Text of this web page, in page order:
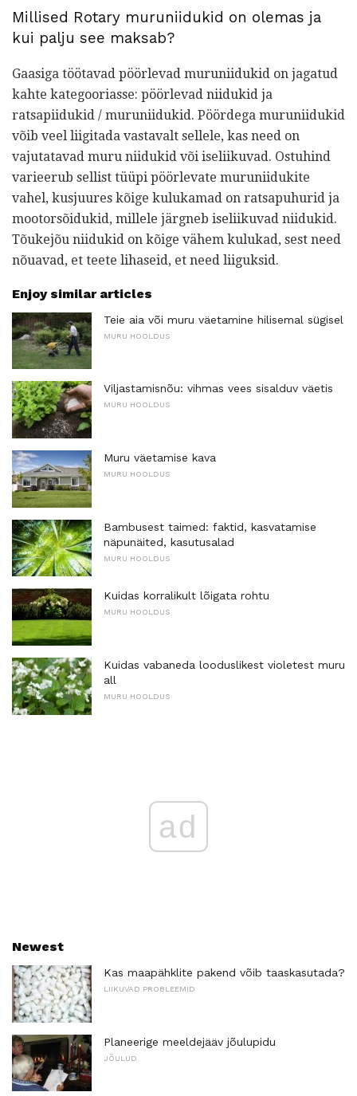
Millised Rotary muruniidukid on olemas ja
kui palju see maksab?
Gaasiga töötavad pöörlevad muruniidukid on jagatud
kahte kategooriasse: pöörlevad niidukid ja
ratsapiidukid / muruniidukid. Pöördega muruniidukid
võib veel liigitada vastavalt sellele, kas need on
vajutatavad muru niidukid või iseliikuvad. Ostuhind
varieerub sellist tüüpi pöörlevate muruniidukite
vahel, kusjuures kõige kulukamad on ratsapuhurid ja
mootorsõidukid, millele järgneb iseliikuvad niidukid.
Tõukejõu niidukid on kõige vähem kulukad, sest need
nõuavad, et teete lihaseid, et need liiguksid.
Enjoy similar articles
Teie aia või muru väetamine hilisemal sügisel
MURU HOOLDUS
Viljastamisnõu: vihmas vees sisalduv väetis
MURU HOOLDUS
Muru väetamise kava
MURU HOOLDUS
Bambusest taimed: faktid, kasvatamise
näpunäited, kasutusalad
MURU HOOLDUS
Kuidas korralikult lõigata rohtu
MURU HOOLDUS
Kuidas vabaneda looduslikest violetest muru
all
MURU HOOLDUS
ad
Newest
Kas maapähklite pakend võib taaskasutada?
LIIKUVAD PROBLEEMID
Planeerige meeldejääv jõulupidu
JÕULUD